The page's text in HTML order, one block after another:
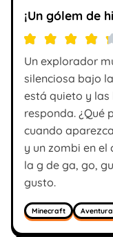
¡Un gólem de
Un explorador
silenciosa bajo
está quieto y las
responda. ¿Qué
cuando
y un zombi en
la g de ga, go,
gusto.
Minecraft Aventura